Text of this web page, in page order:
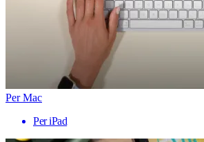
Per Mac
Per iPad